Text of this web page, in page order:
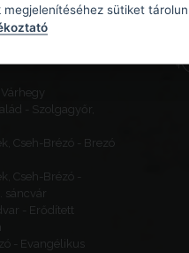
- Szolgagyőr,
Cseh-Brézó - Brezó
Cseh-Brézó -
sáncvár
- Erődített
- Evangélikus
sütiket